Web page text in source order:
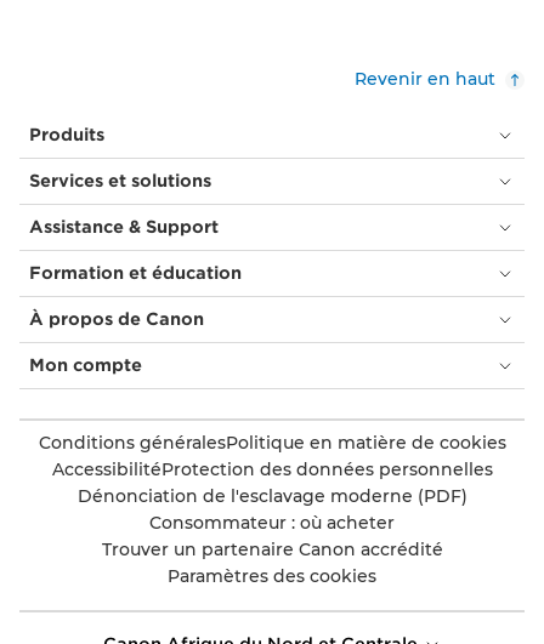
Revenir en haut
Produits
Services et solutions
Assistance & Support
Formation et éducation
À propos de Canon
Mon compte
Conditions généralesPolitique en matière de cookies
AccessibilitéProtection des données personnelles
Dénonciation de l'esclavage moderne (PDF)
Consommateur : où acheter
Trouver un partenaire Canon accrédité
Paramètres des cookies